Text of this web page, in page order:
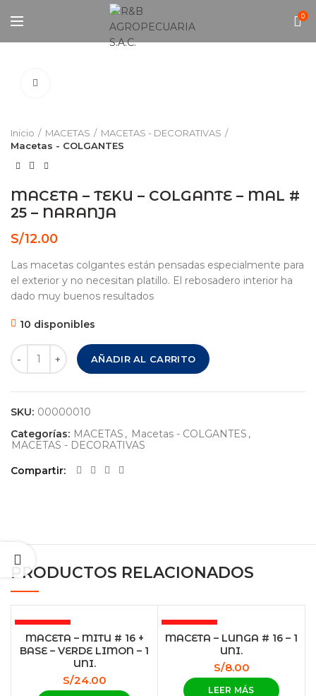
0
Inicio MACETAS
MACETAS - DECORATIVAS
Macetas - COLGANTES
MACETA – TEKU – COLGANTE – MAL #
25 – NARANJA
S/12.00
Las macetas colgantes están pensadas especialmente para
el exterior y no necesitan platillo. El rebosadero interior ha
dado muy buenos resultados
10 disponibles
MACETA – TEKU - COLGANTE – MAL # 25 – NARANJA
AÑADIR AL CARRITO
SKU: 00000010
Categorías: MACETAS , Macetas - COLGANTES ,
MACETAS - DECORATIVAS
Compartir
PRODUCTOS RELACIONADOS
AGOTADO
MACETA – MITU # 16 +
BASE – VERDE LIMON – 1
UNI.
S/24.00
AGOTADO
MACETA – LUNGA # 16 – 1
UNI.
S/8.00
LEER MÁS